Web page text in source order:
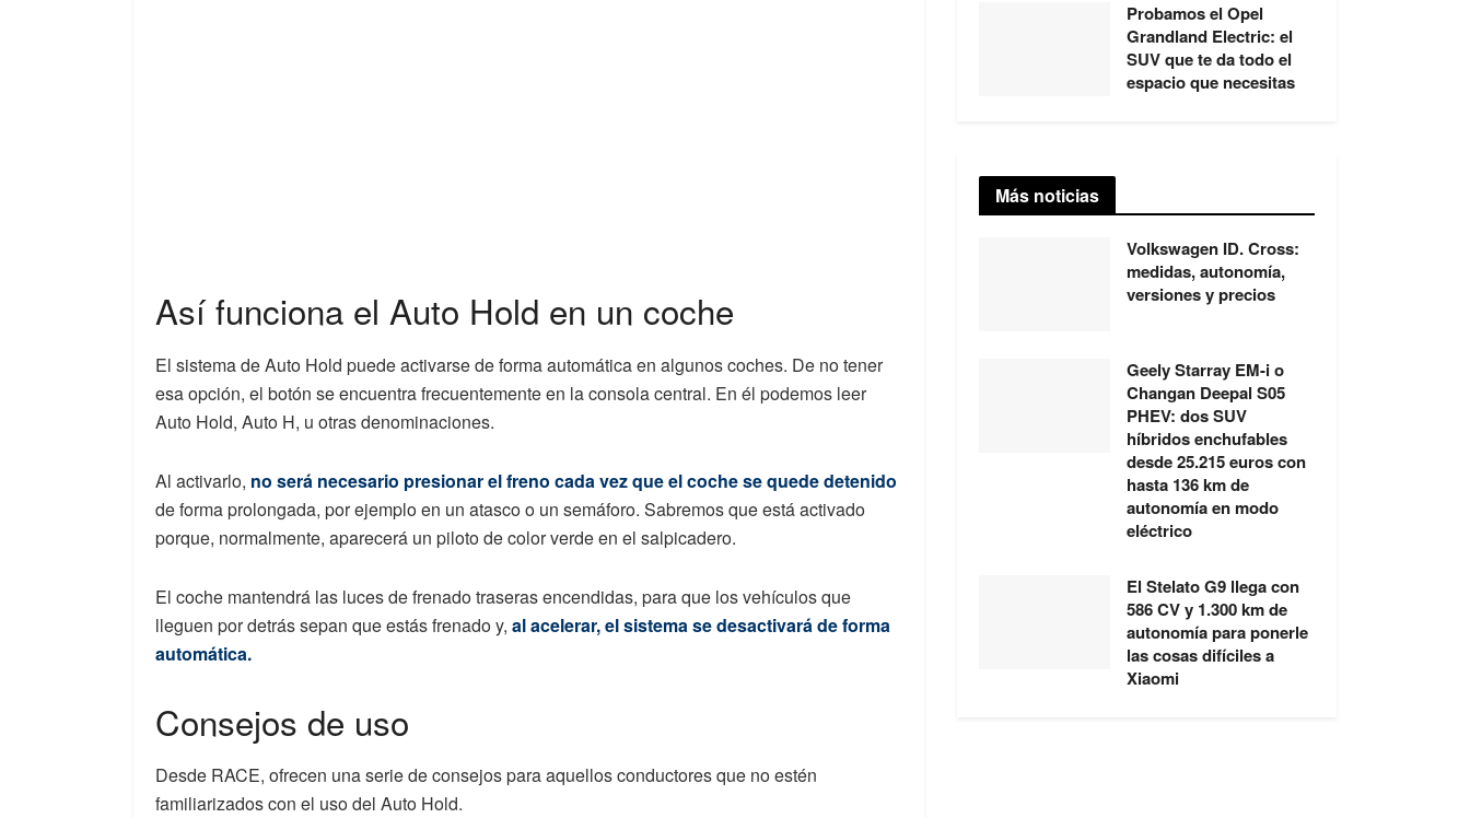
Así funciona el Auto Hold en un coche
El sistema de Auto Hold puede activarse de forma automática en algunos coches. De no tener
esa opción, el botón se encuentra frecuentemente en la consola central. En él podemos leer
Auto Hold, Auto H, u otras denominaciones.
Al activarlo, no será necesario presionar el freno cada vez que el coche se quede detenido
de forma prolongada, por ejemplo en un atasco o un semáforo. Sabremos que está activado
porque, normalmente, aparecerá un piloto de color verde en el salpicadero.
El coche mantendrá las luces de frenado traseras encendidas, para que los vehículos que
lleguen por detrás sepan que estás frenado y, al acelerar, el sistema se desactivará de forma
automática.
Consejos de uso
Desde RACE, ofrecen una serie de consejos para aquellos conductores que no estén
familiarizados con el uso del Auto Hold.
Probamos el Opel
Grandland Electric: el
SUV que te da todo el
espacio que necesitas
Más noticias
Volkswagen ID. Cross:
medidas, autonomía,
versiones y precios
Geely Starray EM-i o
Changan Deepal S05
PHEV: dos SUV
híbridos enchufables
desde 25.215 euros con
hasta 136 km de
autonomía en modo
eléctrico
El Stelato G9 llega con
586 CV y 1.300 km de
autonomía para ponerle
las cosas difíciles a
Xiaomi